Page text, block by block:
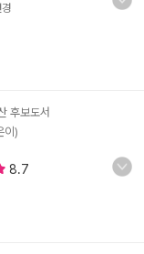
경
후보도서
이)
8.7